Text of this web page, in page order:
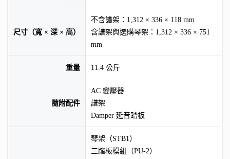
尺寸（寬 × 深 × 高）
不含譜架：1,312 × 336 × 118 mm
含譜架與選購琴架：1,312 × 336 × 751
mm
重量 11.4 公斤
隨附配件
AC 變壓器
譜架
Damper 延音踏板
琴架（STB1）
三踏板模組（PU-2）